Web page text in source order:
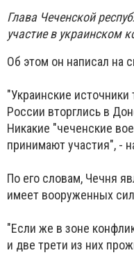
Глава Чеченской
участие в украинском
Об этом он написал на
"Украинские
России вторглись в
Никакие "чеченские
принимают участия", -
По его словам, Чечня
имеет вооруженных
"Если же в зоне
и две трети из них